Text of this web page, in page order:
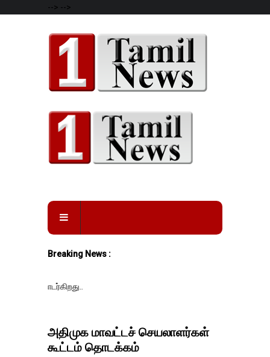
--> -->
Breaking News :
அதிமுக மாவட்டச் செயலாளர்கள்
கூட்டம் தொடக்கம்